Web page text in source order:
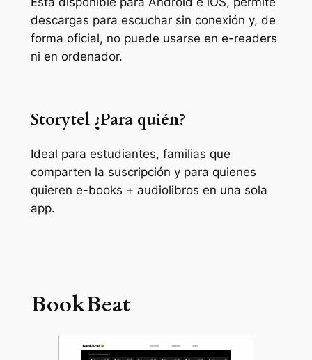
descargas para escuchar sin conexión y, de
forma oficial, no puede usarse en e-readers
ni en ordenador.
Storytel ¿Para quién?
Ideal para estudiantes, familias que
comparten la suscripción y para quienes
quieren e-books + audiolibros en una sola
app.
BookBeat